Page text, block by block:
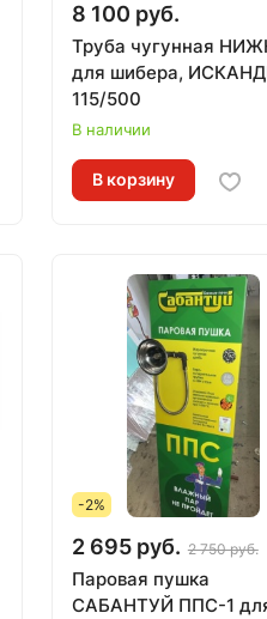
8 100 руб.
Труба чугунная
для шибера,
115/500
В наличии
В корзину
-2%
2 695 руб. 2 750 руб.
Паровая пушка
САБАНТУЙ ППС-1